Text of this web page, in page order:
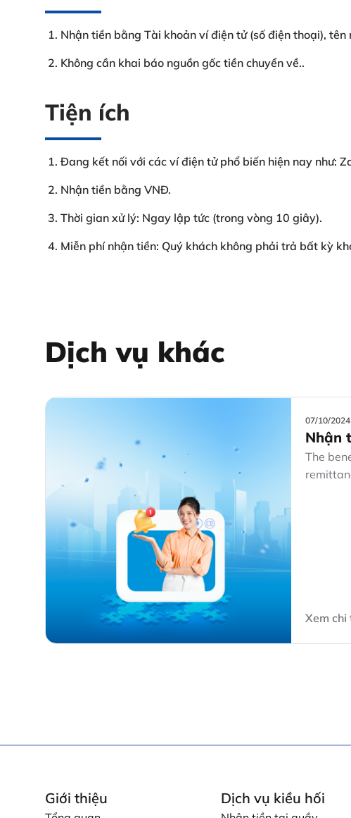
Nhận tiền bằng Tài khoản ví điện tử (số điện thoại),
Không cần khai báo nguồn gốc tiền chuyển về..
Tiện ích
Đang kết nối với các ví điện tử phổ biến hiện nay như:
Nhận tiền bằng VNĐ.
Thời gian xử lý: Ngay lập tức (trong vòng 10 giây).
Miễn phí nhận tiền: Quý khách không phải trả bất kỳ
Dịch vụ khác
07/10/2024
Nhận
TCTD
The
Xem chi
Giới thiệu Dịch vụ kiều hối